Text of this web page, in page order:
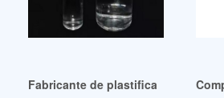
Fabricante de plastificantes en